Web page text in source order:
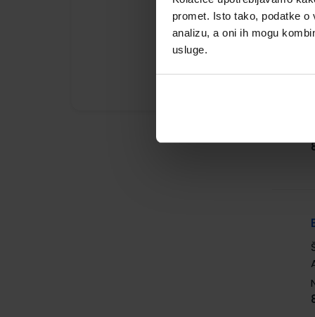
promet. Isto tako, podatke
analizu, a oni ih mogu
usluge.